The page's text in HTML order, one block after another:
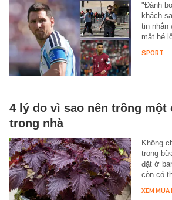
"Đánh
khách
tin nhắn
mật hé
SPORT -
4 lý do vì sao nên trồng một
trong nhà
Không
trong
đặt ở
còn có
XEM MUA